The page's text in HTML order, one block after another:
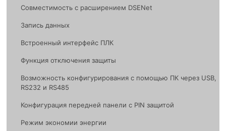
Совместимость с расширением DSENet
Запись данных
Встроенный интерфейс ПЛК
Функция отключения защиты
Возможность конфигурирования с помощью ПК через USB,
RS232 и RS485
Конфигурация передней панели с PIN защитой
Режим экономии энергии